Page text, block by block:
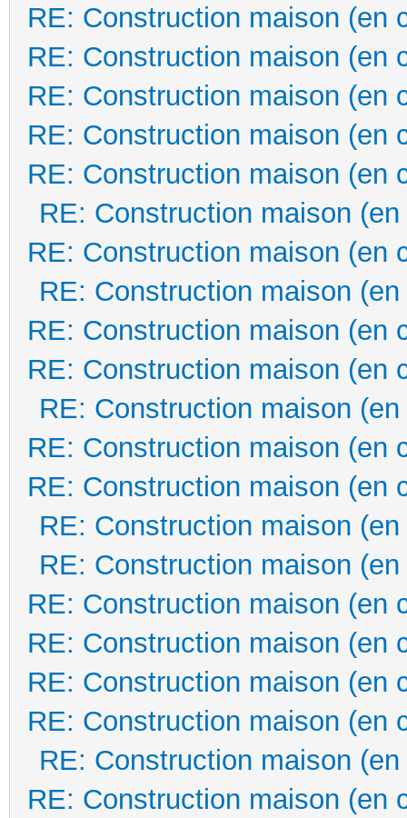
RE: Construction maison (en
RE: Construction maison (en
RE: Construction maison (en
RE: Construction maison (en
RE: Construction maison (en
RE: Construction maison
RE: Construction maison (en
RE: Construction maison
RE: Construction maison (en
RE: Construction maison (en
RE: Construction maison
RE: Construction maison (en
RE: Construction maison (en
RE: Construction maison
RE: Construction maison
RE: Construction maison (en
RE: Construction maison (en
RE: Construction maison (en
RE: Construction maison (en
RE: Construction maison
RE: Construction maison (en